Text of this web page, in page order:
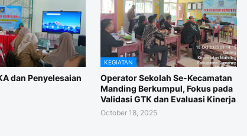
dan Penyelesaian
KEGIATAN
Operator Sekolah Se-Kecamatan
Manding Berkumpul, Fokus pada
Validasi GTK dan Evaluasi Kinerja
October 18, 2025